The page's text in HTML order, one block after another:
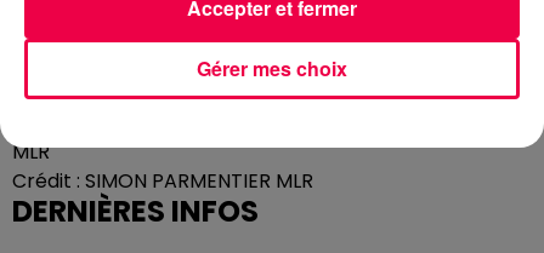
Cédric HAXAIRE, Président de la Communauté
MLR
Crédit : SIMON PARMENTIER MLR
DERNIÈRES INFOS
Gérer mes choix
Accepter et fermer